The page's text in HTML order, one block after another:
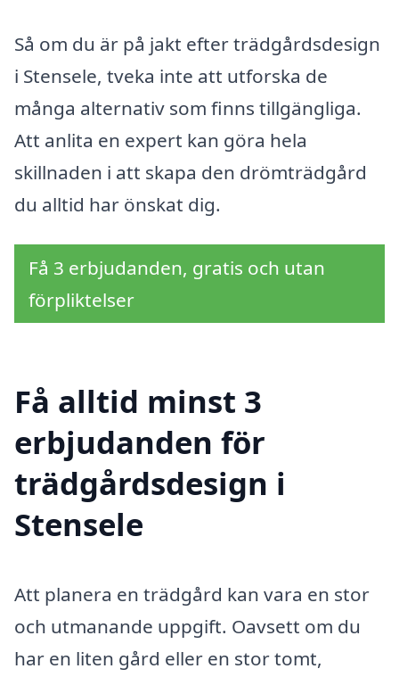
Så om du är på jakt efter trädgårdsdesign
i Stensele, tveka inte att utforska de
många alternativ som finns tillgängliga.
Att anlita en expert kan göra hela
skillnaden i att skapa den drömträdgård
du alltid har önskat dig.
Få 3 erbjudanden, gratis och utan
förpliktelser
Få alltid minst 3
erbjudanden för
trädgårdsdesign i
Stensele
Att planera en trädgård kan vara en stor
och utmanande uppgift. Oavsett om du
har en liten gård eller en stor tomt,